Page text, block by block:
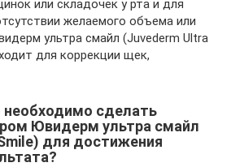
или складочек у рта и для
желаемого объема или
ультра смайл (Juvederm Ultra
для коррекции щек,
необходимо сделать
Ювидерм ультра смайл
для достижения